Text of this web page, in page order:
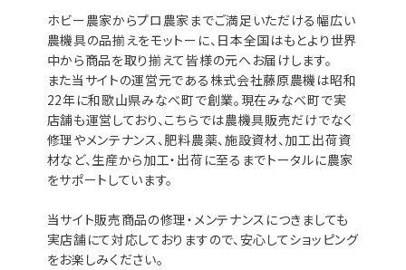
ホビー農家からプロ農家までご満足いただける幅広い
農機具の品揃えをモットーに、日本全国はもとより世界
中から商品を取り揃えて皆様の元へお届けします。
また当サイトの運営元である株式会社藤原農機は昭和
22年に和歌山県みなべ町で創業。現在みなべ町で実
店舗も運営しており、こちらでは農機具販売だけでなく
修理やメンテナンス、肥料農薬、施設資材、加工出荷資
材など、生産から加工・出荷に至るまでトータルに農家
をサポートしています。
当サイト販売商品の修理・メンテナンスにつきましても
実店舗にて対応しておりますので、安心してショッピング
をお楽しみください。